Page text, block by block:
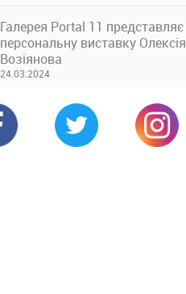
Галерея Portal 11 представляє
персональну виставку Олексія
Возіянова
24.03.2024